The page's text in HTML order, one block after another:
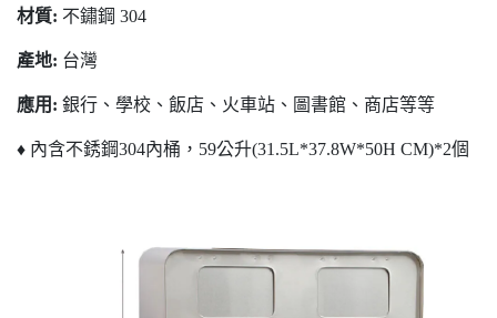
材質: 不鏽鋼 304
產地: 台灣
應用: 銀行、學校、飯店、火車站、圖書館、商店等等
♦ 內含不銹鋼304內桶，59公升(31.5L*37.8W*50H CM)*2個